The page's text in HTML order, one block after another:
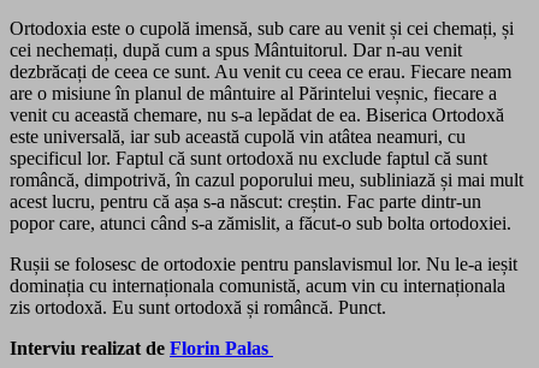
Ortodoxia este o cupolă imensă, sub care au venit și cei chemați, și
cei nechemați, după cum a spus Mântuitorul. Dar n-au venit
dezbrăcați de ceea ce sunt. Au venit cu ceea ce erau. Fiecare neam
are o misiune în planul de mântuire al Părintelui veșnic, fiecare a
venit cu această chemare, nu s-a lepădat de ea. Biserica Ortodoxă
este universală, iar sub această cupolă vin atâtea neamuri, cu
specificul lor. Faptul că sunt ortodoxă nu exclude faptul că sunt
româncă, dimpotrivă, în cazul poporului meu, subliniază și mai mult
acest lucru, pentru că așa s-a născut: creștin. Fac parte dintr-un
popor care, atunci când s-a zămislit, a făcut-o sub bolta ortodoxiei.
Rușii se folosesc de ortodoxie pentru panslavismul lor. Nu le-a ieșit
dominația cu internaționala comunistă, acum vin cu internaționala
zis ortodoxă. Eu sunt ortodoxă și româncă. Punct.
Interviu realizat de Florin Palas